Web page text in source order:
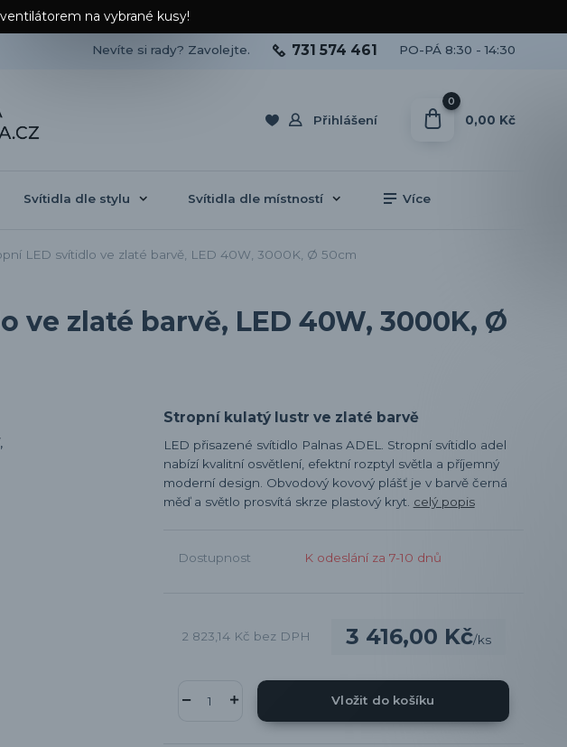
na vybrané kusy!
Přihlášení
Nevíte si rady? Zavolejte. 731 574 461 PO-PÁ 8:30 - 14:30
0
0,00 Kč
Svítidla dle stylu Svítidla dle místností Více
LED svítidlo ve zlaté barvě, LED 40W, 3000K, Ø 50cm
ve zlaté barvě, LED 40W, 3000K, Ø
Stropní kulatý lustr ve zlaté barvě
LED přisazené svítidlo Palnas ADEL. Stropní svítidlo adel
nabízí kvalitní osvětlení, efektní rozptyl světla a příjemný
moderní design. Obvodový kovový plášť je v barvě černá
měď a světlo prosvítá skrze plastový kryt. celý popis
Dostupnost K odeslání za 7-10 dnů
3 416,00 Kč/ks
2 823,14 Kč bez DPH
Vložit do košíku